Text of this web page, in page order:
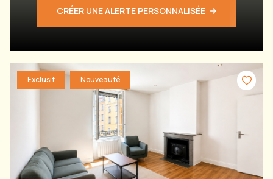
CRÉER UNE ALERTE PERSONNALISÉE
Exclusif Nouveauté